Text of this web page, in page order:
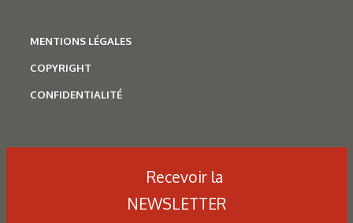
N°500 - Mai / Juin 2026
superficielle
MENTIONS LÉGALES
COPYRIGHT
CONFIDENTIALITÉ
Recevoir la
NEWSLETTER